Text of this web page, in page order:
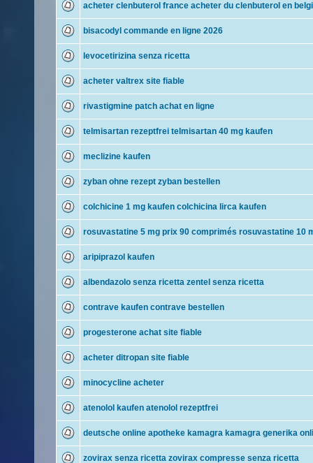
acheter clenbuterol france acheter du clenbuterol en
bisacodyl commande en ligne 2026
levocetirizina senza ricetta
acheter valtrex site fiable
rivastigmine patch achat en ligne
telmisartan rezeptfrei telmisartan 40 mg kaufen
meclizine kaufen
zyban ohne rezept zyban bestellen
colchicine 1 mg kaufen colchicina lirca kaufen
rosuvastatine 5 mg prix 90 comprimés rosuvastatine 10
aripiprazol kaufen
albendazolo senza ricetta zentel senza ricetta
contrave kaufen contrave bestellen
progesterone achat site fiable
acheter ditropan site fiable
minocycline acheter
atenolol kaufen atenolol rezeptfrei
deutsche online apotheke kamagra kamagra generika
zovirax senza ricetta zovirax compresse senza ricetta